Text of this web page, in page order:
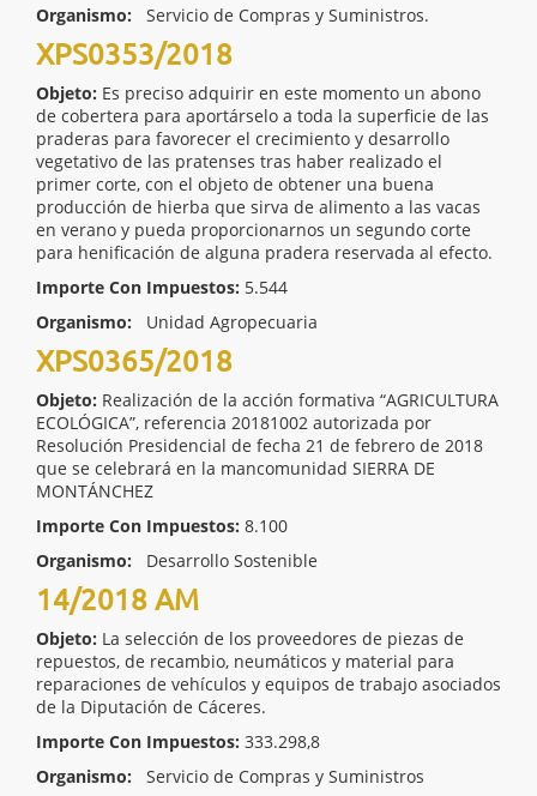
Organismo:
Servicio de Compras y Suministros.
XPS0353/2018
Objeto: Es preciso adquirir en este momento un abono
de cobertera para aportárselo a toda la superficie de las
praderas para favorecer el crecimiento y desarrollo
vegetativo de las pratenses tras haber realizado el
primer corte, con el objeto de obtener una buena
producción de hierba que sirva de alimento a las vacas
en verano y pueda proporcionarnos un segundo corte
para henificación de alguna pradera reservada al efecto.
Importe Con Impuestos: 5.544
Organismo:
Unidad Agropecuaria
XPS0365/2018
Objeto: Realización de la acción formativa “AGRICULTURA
ECOLÓGICA”, referencia 20181002 autorizada por
Resolución Presidencial de fecha 21 de febrero de 2018
que se celebrará en la mancomunidad SIERRA DE
MONTÁNCHEZ
Importe Con Impuestos: 8.100
Organismo:
Desarrollo Sostenible
14/2018 AM
Objeto: La selección de los proveedores de piezas de
repuestos, de recambio, neumáticos y material para
reparaciones de vehículos y equipos de trabajo asociados
de la Diputación de Cáceres.
Importe Con Impuestos: 333.298,8
Organismo:
Servicio de Compras y Suministros